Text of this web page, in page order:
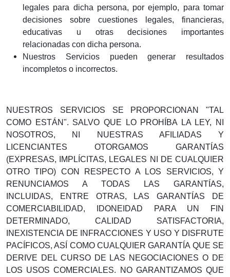
legales para dicha persona, por ejemplo, para tomar
decisiones sobre cuestiones legales, financieras,
educativas u otras decisiones importantes
relacionadas con dicha persona.
Nuestros Servicios pueden generar resultados
incompletos o incorrectos.
NUESTROS SERVICIOS SE PROPORCIONAN "TAL
COMO ESTÁN". SALVO QUE LO PROHÍBA LA LEY, NI
NOSOTROS, NI NUESTRAS AFILIADAS Y
LICENCIANTES OTORGAMOS GARANTÍAS
(EXPRESAS, IMPLÍCITAS, LEGALES NI DE CUALQUIER
OTRO TIPO) CON RESPECTO A LOS SERVICIOS, Y
RENUNCIAMOS A TODAS LAS GARANTÍAS,
INCLUIDAS, ENTRE OTRAS, LAS GARANTÍAS DE
COMERCIABILIDAD, IDONEIDAD PARA UN FIN
DETERMINADO, CALIDAD SATISFACTORIA,
INEXISTENCIA DE INFRACCIONES Y USO Y DISFRUTE
PACÍFICOS, ASÍ COMO CUALQUIER GARANTÍA QUE SE
DERIVE DEL CURSO DE LAS NEGOCIACIONES O DE
LOS USOS COMERCIALES. NO GARANTIZAMOS QUE